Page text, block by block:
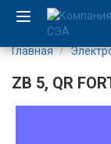
UA
Главная
ZB 5, QR